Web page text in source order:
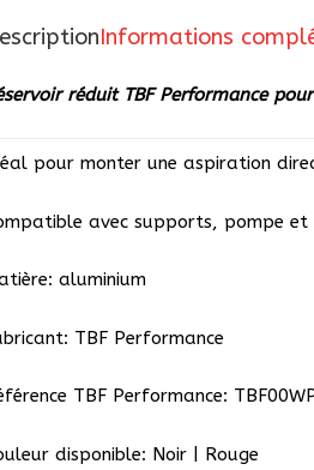
Informations
réduit TBF Performance
pour monter une aspiration
avec supports, pompe et
aluminium
TBF Performance
TBF Performance:
disponible: Noir | Rouge